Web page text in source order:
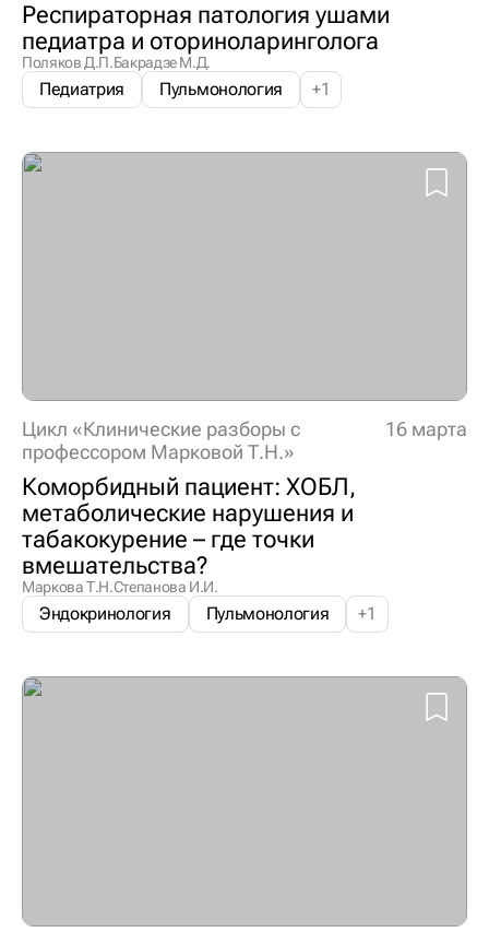
Респираторная патология ушами
педиатра и оториноларинголога
Поляков Д.П.Бакрадзе М.Д.
Педиатрия Пульмонология +1
Цикл «Клинические разборы с
профессором Марковой Т.Н.»
16 марта
Коморбидный пациент: ХОБЛ,
метаболические нарушения и
табакокурение – где точки
вмешательства?
Маркова Т.Н.Степанова И.И.
Эндокринология Пульмонология +1